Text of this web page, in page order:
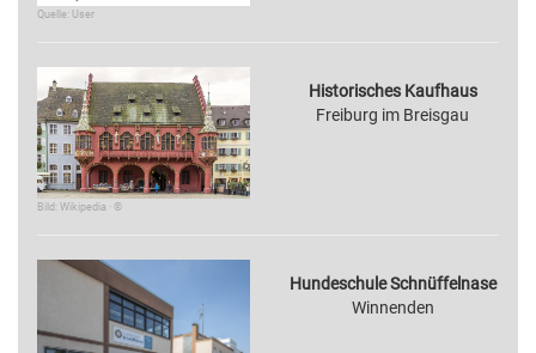
Quelle: User
Bild: Wikipedia · ©
Historisches Kaufhaus
Freiburg im Breisgau
Hundeschule Schnüffelnase
Winnenden